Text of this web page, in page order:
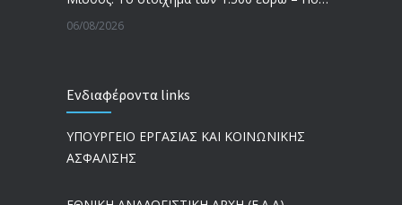
06/08/2026
05/08/2026
05/08/2026
Ενδιαφέροντα links
ΥΠΟΥΡΓΕΙΟ ΕΡΓΑΣΙΑΣ ΚΑΙ ΚΟΙΝΩΝΙΚΗΣ
ΑΣΦΑΛΙΣΗΣ